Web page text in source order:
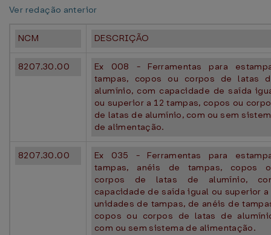
Ver redação anterior
NCM DESCRIÇÃO
8207.30.00
Ex 008 - Ferramentas para
tampas, copos ou corpos de latas
alumínio, com capacidade de saída
ou superior a 12 tampas, copos ou
de latas de alumínio, com ou sem
de alimentação.
8207.30.00
Ex 035 - Ferramentas para
tampas, anéis de tampas, copos
corpos de latas de alumínio,
capacidade de saída igual ou superior a
unidades de tampas, de anéis de
copos ou corpos de latas de
com ou sem sistema de alimentação.